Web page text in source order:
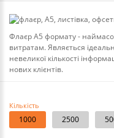
Флаєр А5 формату -
витратам. Являється
невеликої кількості
нових клієнтів.
Кількість
1000 2500